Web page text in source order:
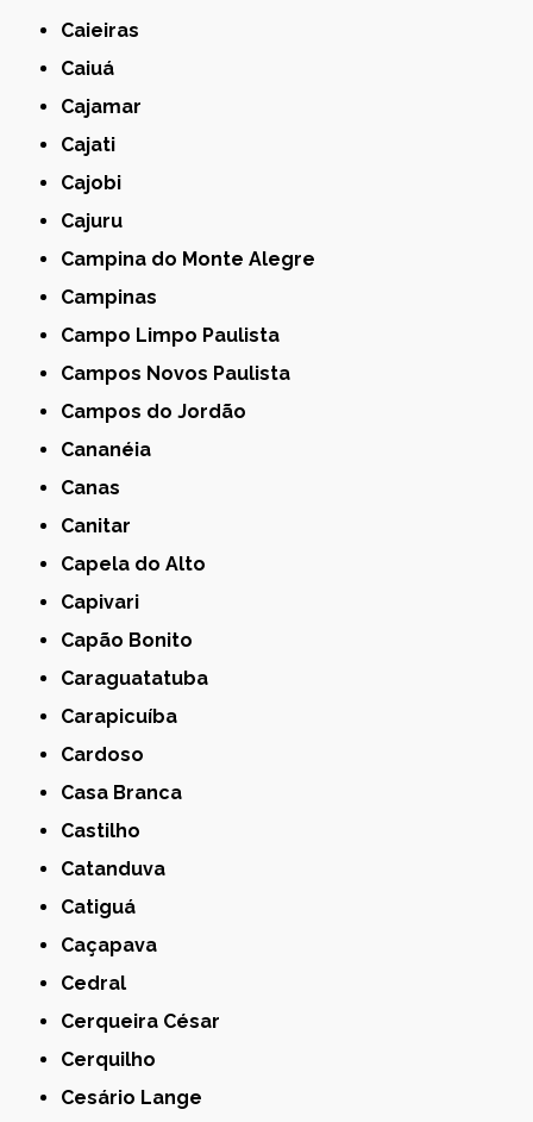
Caieiras
Caiuá
Cajamar
Cajati
Cajobi
Cajuru
Campina do Monte Alegre
Campinas
Campo Limpo Paulista
Campos Novos Paulista
Campos do Jordão
Cananéia
Canas
Canitar
Capela do Alto
Capivari
Capão Bonito
Caraguatatuba
Carapicuíba
Cardoso
Casa Branca
Castilho
Catanduva
Catiguá
Caçapava
Cedral
Cerqueira César
Cerquilho
Cesário Lange